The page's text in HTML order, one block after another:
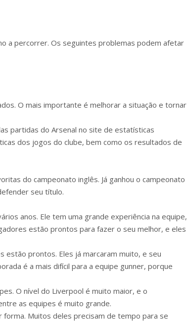
a percorrer. Os seguintes problemas podem afetar
O mais importante é melhorar a situação e tornar
partidas do Arsenal no site de estatísticas
dos jogos do clube, bem como os resultados de
do campeonato inglês. Já ganhou o campeonato
seu título.
anos. Ele tem uma grande experiência na equipe,
estão prontos para fazer o seu melhor, e eles
prontos. Eles já marcaram muito, e seu
é a mais difícil para a equipe gunner, porque
O nível do Liverpool é muito maior, e o
as equipes é muito grande.
Muitos deles precisam de tempo para se